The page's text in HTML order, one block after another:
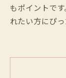
もポイントで
れたい方にぴ